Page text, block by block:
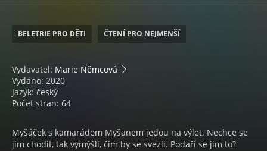
BELETRIE PRO DĚTI ČTENÍ PRO NEJMENŠÍ
Vydavatel: Marie Němcová
Vydáno: 2020
Jazyk: český
Počet stran: 64
Myšáček s kamarádem Myšanem jedou na výlet. Nechce se
jim chodit, tak vymýšlí, čím by se svezli. Podaří se jim to?